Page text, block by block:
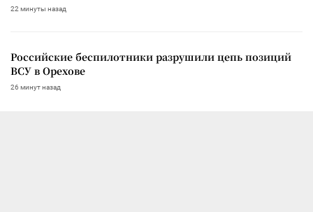
22 минуты назад
Российские беспилотники разрушили цепь позиций
ВСУ в Орехове
26 минут назад